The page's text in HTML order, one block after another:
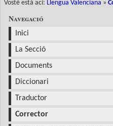
Vosté està ací: Llengua Valenciana »
Navegació
Inici
La Secció
Documents
Diccionari
Traductor
Corrector